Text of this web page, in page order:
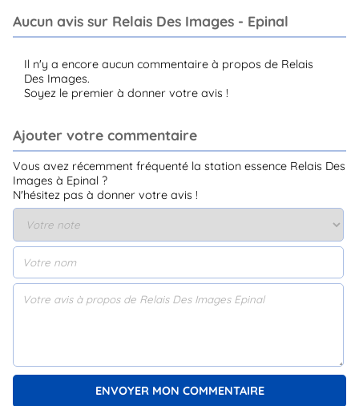
Aucun avis sur Relais Des Images - Epinal
Il n'y a encore aucun commentaire à propos de Relais
Des Images.
Soyez le premier à donner votre avis !
Ajouter votre commentaire
Vous avez récemment fréquenté la station essence Relais Des
Images à Epinal ?
N'hésitez pas à donner votre avis !